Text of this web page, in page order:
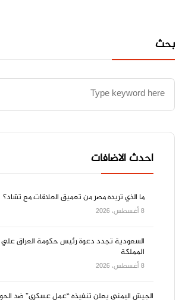
بحث
احدث الاضافات
ما الذي تريده مصر من تعميق العلاقات مع تشاد؟
8 أغسطس، 2026
السعودية تجدد دعوة رئيس حكومة العراق علي
المملكة
8 أغسطس، 2026
الجيش اليمني يعلن تنفيذه “عمل عسكري” ضد